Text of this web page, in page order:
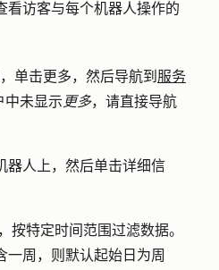
看访客与每个机器人操作的
单击更多，然后导航到 服务
中未显示 更多，请直接导航
器人上，然后单击详细信
按特定时间范围过滤数据。
一周，则默认起始日为周